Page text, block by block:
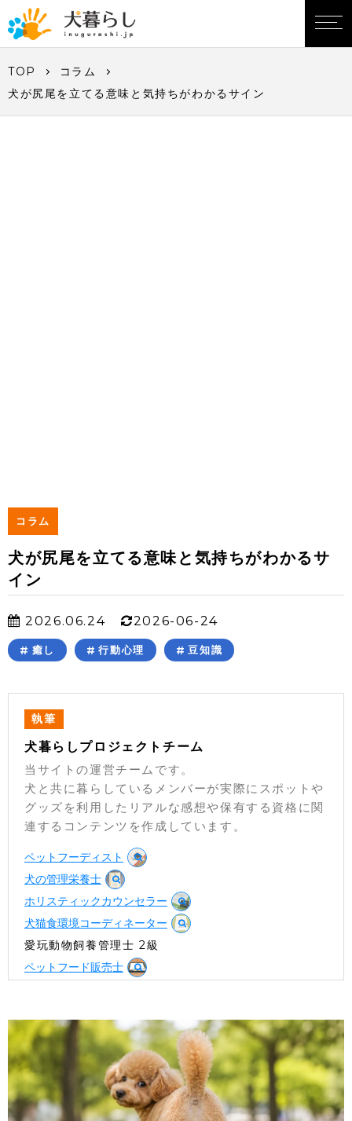
TOP
コラム
犬が尻尾を立てる意味と気持ちがわかるサイン
コラム
犬が尻尾を立てる意味と気持ちがわかるサ
イン
2026.06.24 2026-06-24
癒し 行動心理 豆知識
執筆
犬暮らしプロジェクトチーム
当サイトの運営チームです。
犬と共に暮らしているメンバーが実際にスポットや
グッズを利用したリアルな感想や保有する資格に関
連するコンテンツを作成しています。
ペットフーディスト
犬の管理栄養士
ホリスティックカウンセラー
犬猫食環境コーディネーター
愛玩動物飼養管理士 2級
ペットフード販売士